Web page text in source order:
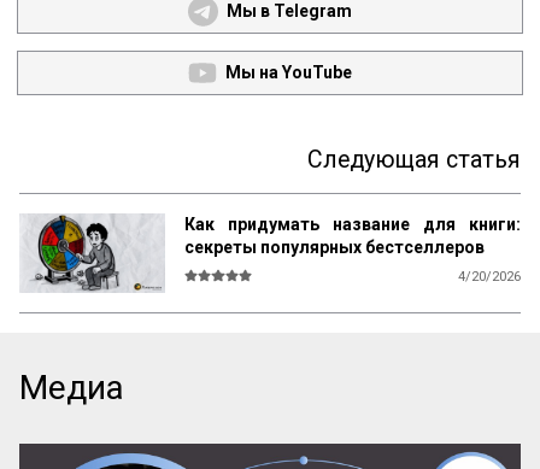
Мы в Telegram
Мы на YouTube
Следующая статья
Как придумать название для книги:
секреты популярных бестселлеров
4/20/2026
название! А ведь именно название, а
вовсе не содержание, приносит книге
Медиа